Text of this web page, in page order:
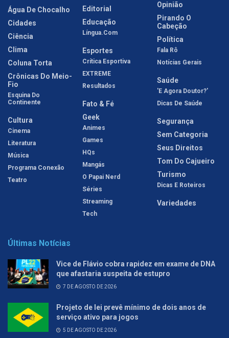
Água De Chocalho
Cidades
Ciência
Clima
Coluna Torta
Crônicas Do Meio-
Fio
Esquina Do
Continente
Cultura
Cinema
Literatura
Música
Programa Conexão
Teatro
Editorial
Educação
Língua.com
Esportes
Crítica Esportiva
EXTREME
Resultados
Fato & Fé
Geek
Animes
Games
HQs
Mangás
O Papai Nerd
Séries
Streaming
Tech
Opinião
Pirando O
Cabeção
Política
Fala Rô
Notícias Gerais
Saúde
'E Agora Doutor?'
Dicas De Saúde
Segurança
Sem Categoria
Seus Direitos
Tom Do Cajueiro
Turismo
Dicas E Roteiros
Variedades
Últimas Notícias
Vice de Flávio cobra rapidez em exame de DNA
que afastaria suspeita de estupro
7 DE AGOSTO DE 2026
Projeto de lei prevê mínimo de dois anos de
serviço ativo para jogos
5 DE AGOSTO DE 2026